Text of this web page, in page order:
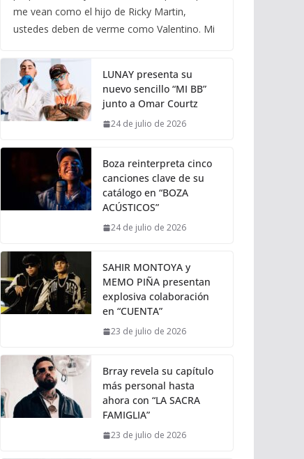
me vean como el hijo de Ricky Martin,
ustedes deben de verme como Valentino. Mi
LUNAY presenta su
nuevo sencillo “MI BB”
junto a Omar Courtz
24 de julio de 2026
Boza reinterpreta cinco
canciones clave de su
catálogo en “BOZA
ACÚSTICOS”
24 de julio de 2026
SAHIR MONTOYA y
MEMO PIÑA presentan
explosiva colaboración
en “CUENTA”
23 de julio de 2026
Brray revela su capítulo
más personal hasta
ahora con “LA SACRA
FAMIGLIA”
23 de julio de 2026